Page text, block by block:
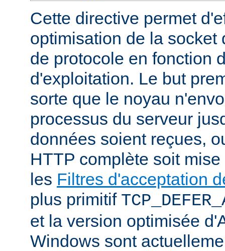
Cette directive permet
optimisation de la socket
de protocole en fonction
d'exploitation. Le but
sorte que le noyau
processus du serveur
données soient reçues,
HTTP complète soit
les Filtres d'acceptation
plus primitif
et la version optimisée
Windows sont